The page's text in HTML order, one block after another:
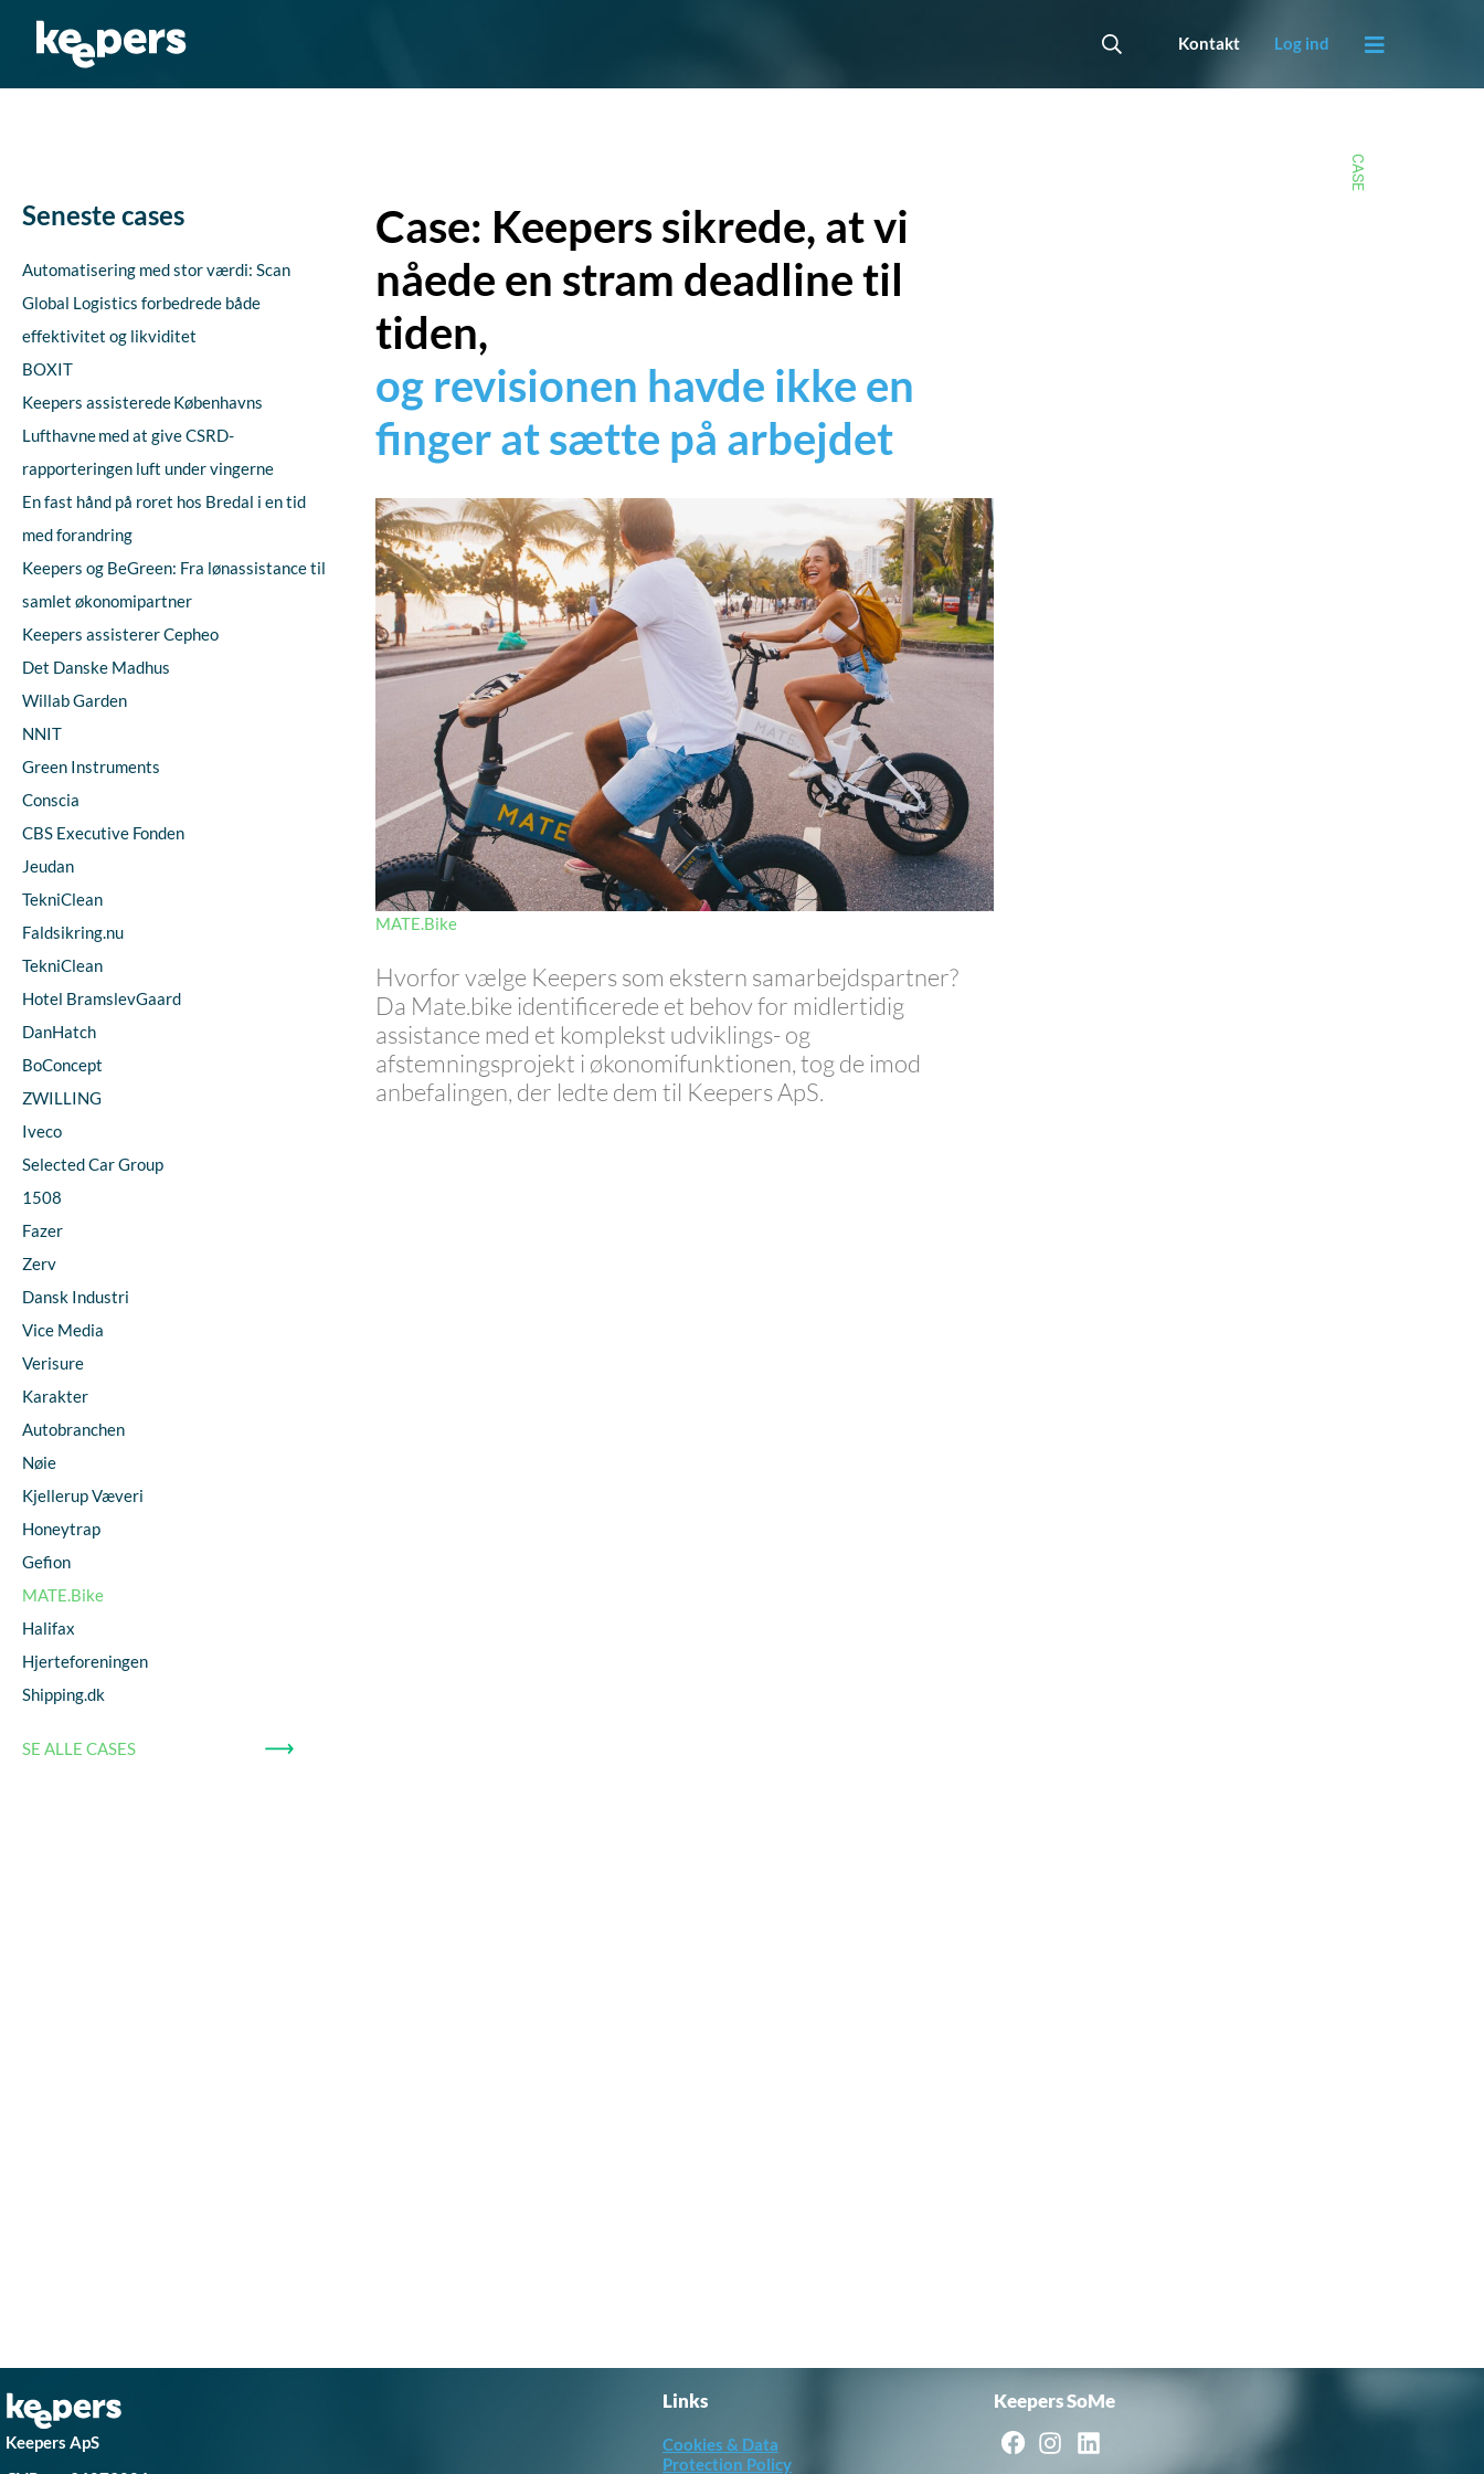
Kontakt Log ind
CASE
Seneste cases
Automatisering med stor værdi: Scan
Global Logistics forbedrede både
effektivitet og likviditet
BOXIT
Keepers assisterede Københavns
Lufthavne med at give CSRD-
rapporteringen luft under vingerne
En fast hånd på roret hos Bredal i en tid
med forandring
Keepers og BeGreen: Fra lønassistance til
samlet økonomipartner
Keepers assisterer Cepheo
Det Danske Madhus
Willab Garden
NNIT
Green Instruments
Conscia
CBS Executive Fonden
Jeudan
TekniClean
Faldsikring.nu
TekniClean
Hotel BramslevGaard
DanHatch
BoConcept
ZWILLING
Iveco
Selected Car Group
1508
Fazer
Zerv
Dansk Industri
Vice Media
Verisure
Karakter
Autobranchen
Nøie
Kjellerup Væveri
Honeytrap
Gefion
MATE.Bike
Halifax
Hjerteforeningen
Shipping.dk
SE ALLE CASES
Case: Keepers sikrede, at vi
nåede en stram deadline til
tiden,
og revisionen havde ikke en
finger at sætte på arbejdet
MATE.Bike
Hvorfor vælge Keepers som ekstern samarbejdspartner?
Da Mate.bike identificerede et behov for midlertidig
assistance med et komplekst udviklings- og
afstemningsprojekt i økonomifunktionen, tog de imod
anbefalingen, der ledte dem til Keepers ApS.
Keepers ApS
Links
Cookies & Data
Protection Policy
Keepers SoMe